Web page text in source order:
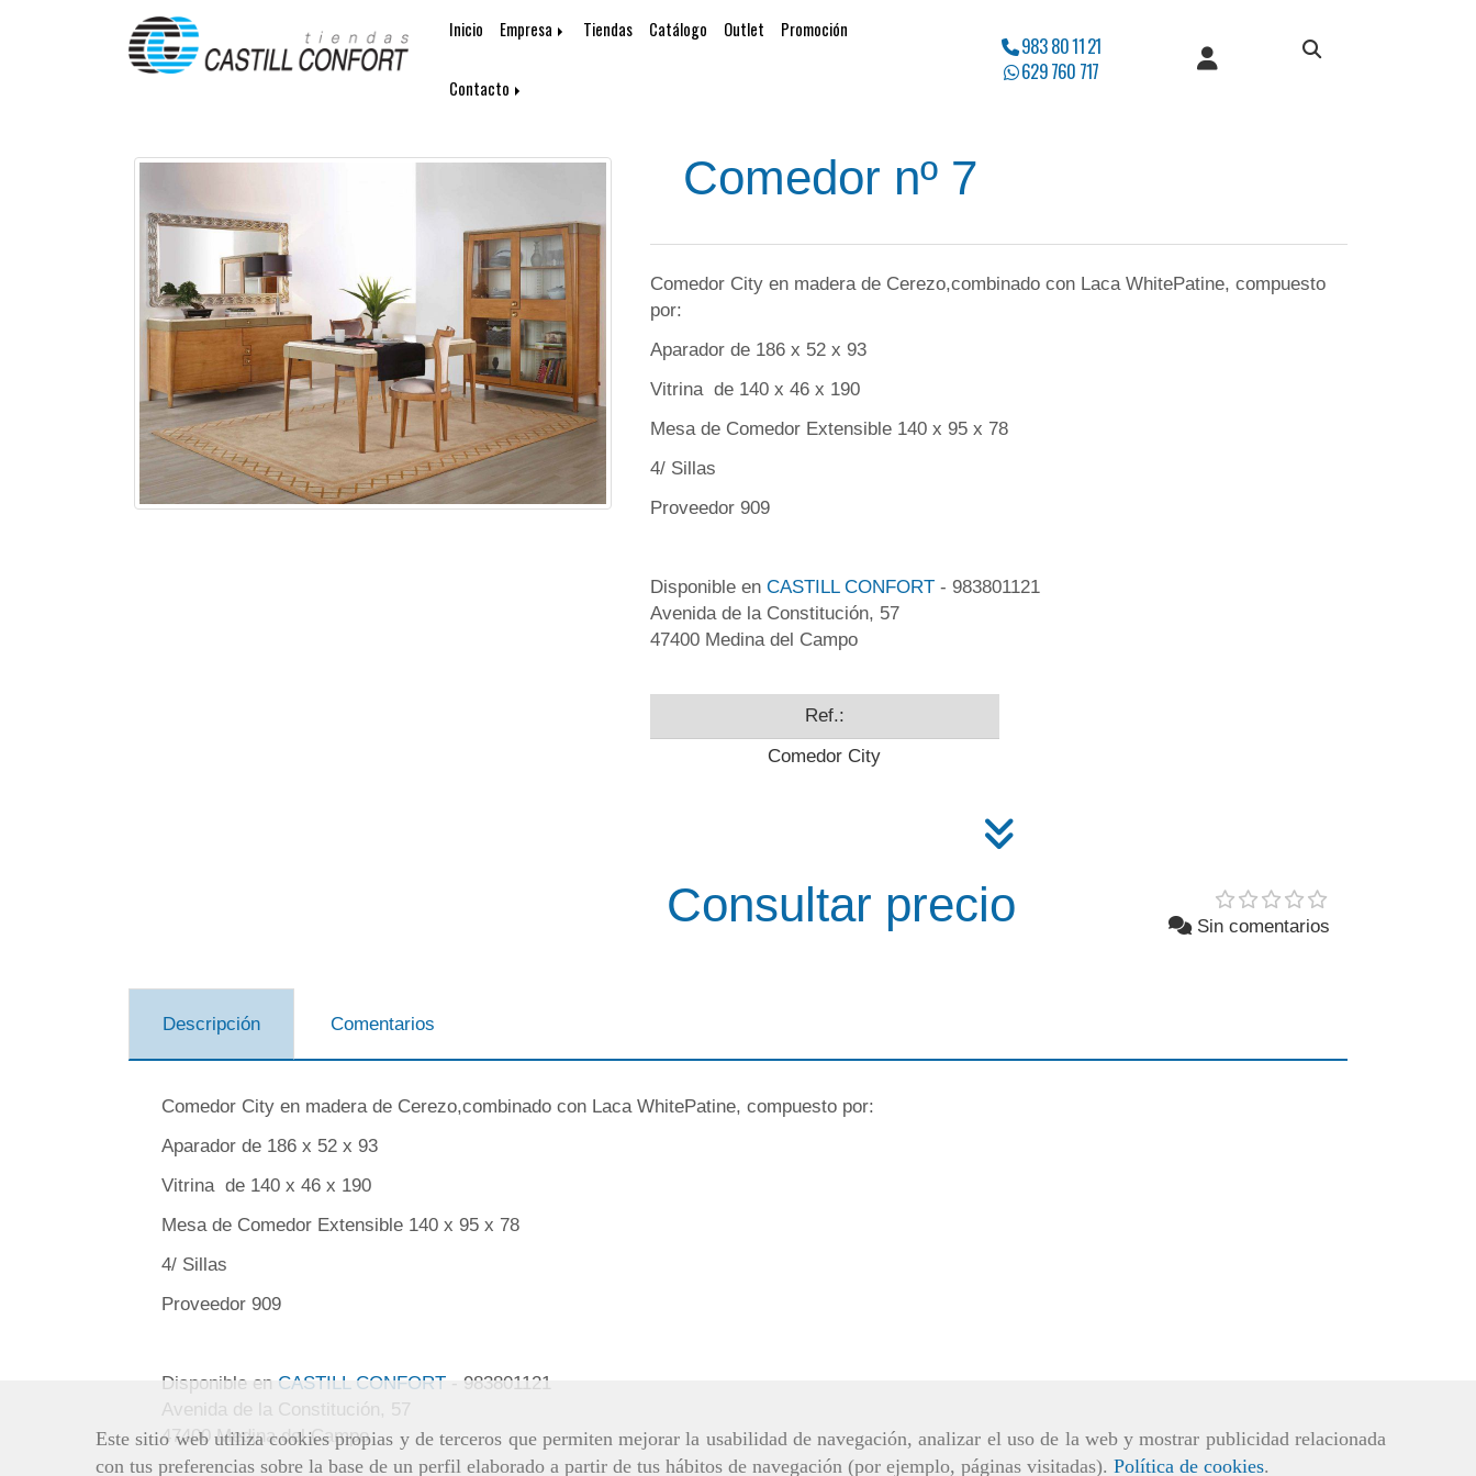
Este sitio web utiliza cookies propias y de terceros que permiten mejorar la usabilidad de navegación, analizar el uso de la web y mostrar publicidad relacionada
con tus preferencias sobre la base de un perfil elaborado a partir de tus hábitos de navegación (por ejemplo, páginas visitadas). Política de cookies.
Inicio Empresa Tiendas Catálogo Outlet Promoción
Contacto
983 80 11 21
629 760 717
Comedor nº 7
Comedor City en madera de Cerezo,combinado con Laca WhitePatine, compuesto
por:
Aparador de 186 x 52 x 93
Vitrina de 140 x 46 x 190
Mesa de Comedor Extensible 140 x 95 x 78
4/ Sillas
Proveedor 909
Disponible en CASTILL CONFORT - 983801121
Avenida de la Constitución, 57
47400 Medina del Campo
Ref.:
Comedor City
Consultar precio Sin comentarios
Descripción Comentarios
Comedor City en madera de Cerezo,combinado con Laca WhitePatine, compuesto por:
Aparador de 186 x 52 x 93
Vitrina de 140 x 46 x 190
Mesa de Comedor Extensible 140 x 95 x 78
4/ Sillas
Proveedor 909
Disponible en CASTILL CONFORT - 983801121
Avenida de la Constitución, 57
47400 Medina del Campo